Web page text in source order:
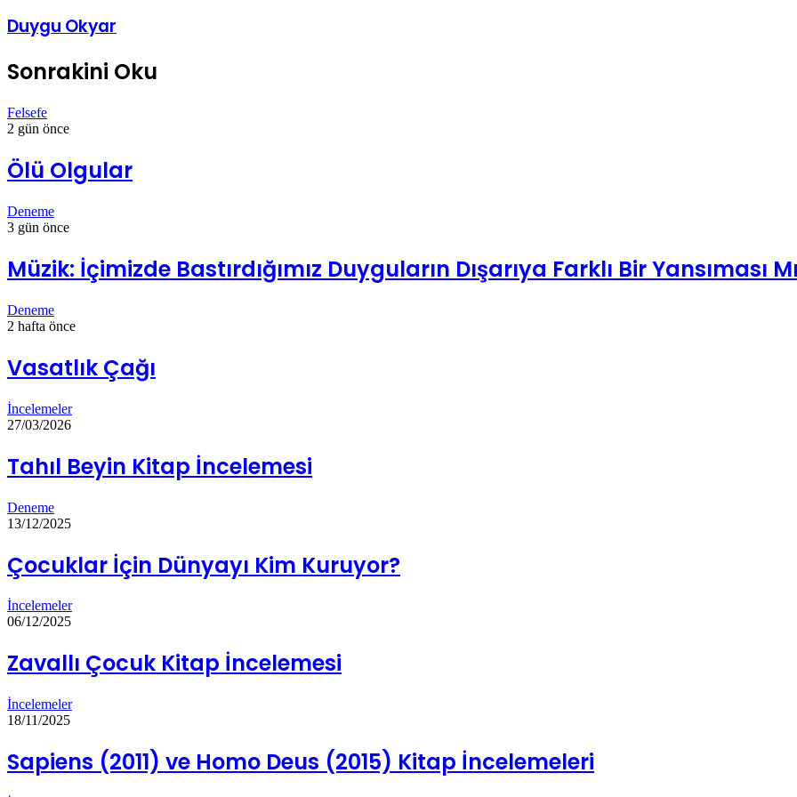
Duygu Okyar
Sonrakini Oku
Felsefe
2 gün önce
Ölü Olgular
Deneme
3 gün önce
Müzik: İçimizde Bastırdığımız Duyguların Dışarıya Farklı Bir Yansıması
Deneme
2 hafta önce
Vasatlık Çağı
İncelemeler
27/03/2026
Tahıl Beyin Kitap İncelemesi
Deneme
13/12/2025
Çocuklar İçin Dünyayı Kim Kuruyor?
İncelemeler
06/12/2025
Zavallı Çocuk Kitap İncelemesi
İncelemeler
18/11/2025
Sapiens (2011) ve Homo Deus (2015) Kitap İncelemeleri